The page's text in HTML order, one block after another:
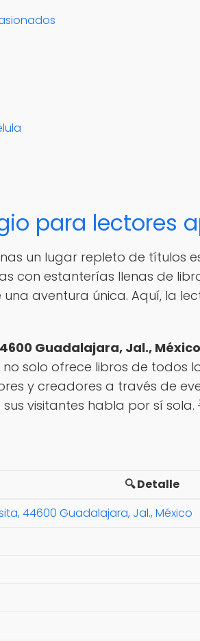
para lectores
un lugar repleto de títulos
con estanterías llenas de
aventura única. Aquí, la
Guadalajara, Jal., México
solo ofrece libros de todos
y creadores a través de
visitantes habla por sí sola.
🔍 Detalle
44600 Guadalajara, Jal., México